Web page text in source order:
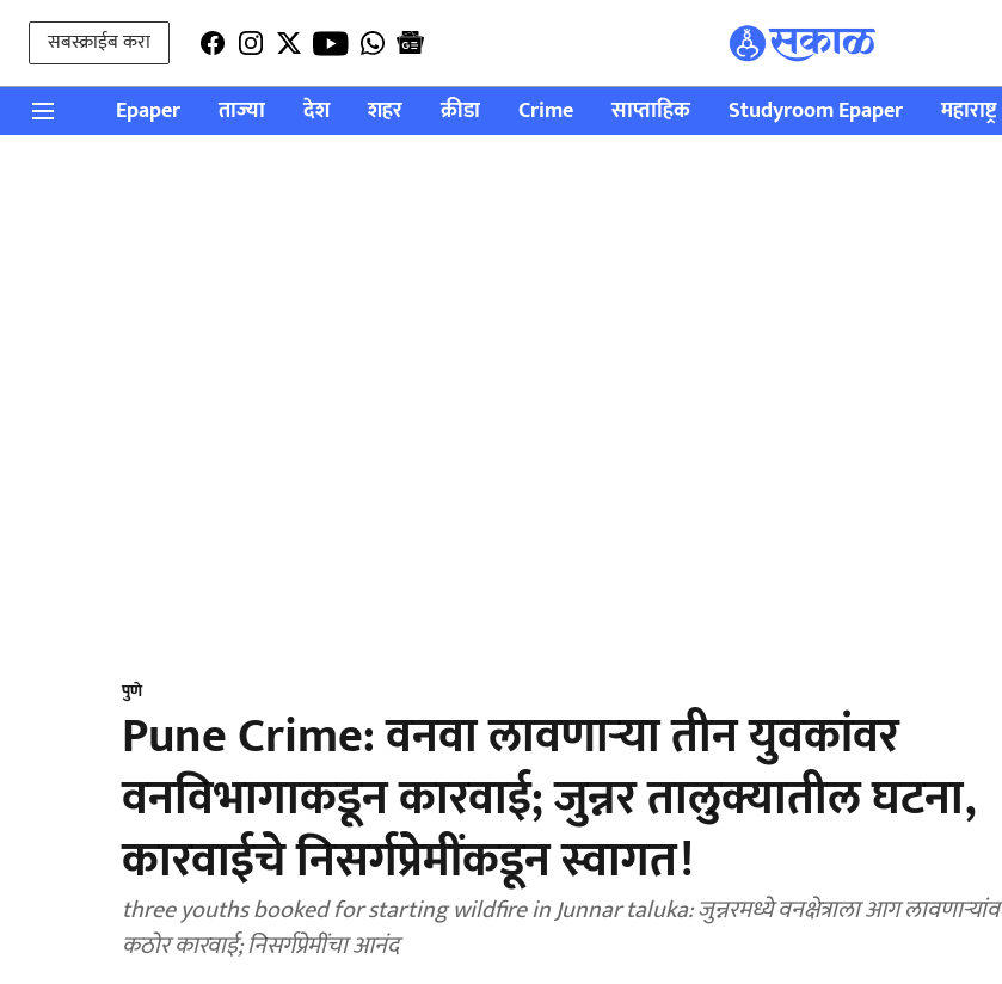
सबस्क्राईब करा
Epaper ताज्या देश शहर क्रीडा Crime साप्ताहिक Studyroom Epaper महाराष्ट्र
पुणे
Pune Crime: वनवा लावणाऱ्या तीन युवकांवर
वनविभागाकडून कारवाई; जुन्नर तालुक्यातील घटना,
कारवाईचे निसर्गप्रेमींकडून स्वागत!
three youths booked for starting wildfire in Junnar taluka: जुन्नरमध्ये वनक्षेत्राला आग
कठोर कारवाई; निसर्गप्रेमींचा आनंद